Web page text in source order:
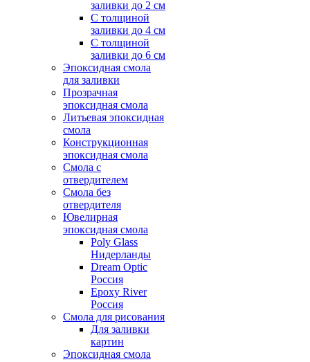
заливки до 2 см
С толщиной
заливки до 4 см
С толщиной
заливки до 6 см
Эпоксидная смола
для заливки
Прозрачная
эпоксидная смола
Литьевая эпоксидная
смола
Конструкционная
эпоксидная смола
Смола с
отвердителем
Смола без
отвердителя
Ювелирная
эпоксидная смола
Poly Glass
Нидерланды
Dream Optic
Россия
Epoxy River
Россия
Смола для рисования
Для заливки
картин
Эпоксидная смола